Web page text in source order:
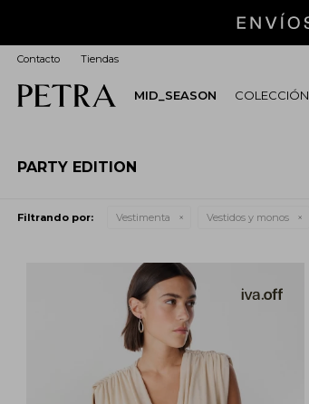
MID_SEASON COLECCIÓN
Contacto Tiendas
PARTY EDITION
Filtrando por: Vestimenta Vestidos y monos